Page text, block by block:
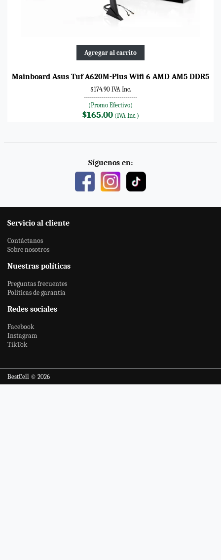
Agregar al carrito
Mainboard Asus Tuf A620M-Plus Wifi 6 AMD AM5 DDR5
$174.90 IVA Inc.
---------------------------
(Promo Efectivo)
$165.00 (IVA Inc.)
Síguenos en:
Servicio al cliente
Contáctanos
Sobre nosotros
Nuestras políticas
Preguntas frecuentes
Políticas de garantía
Redes sociales
Facebook
Instagram
TikTok
BestCell © 2026